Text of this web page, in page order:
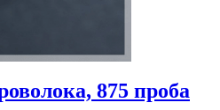
875 проба